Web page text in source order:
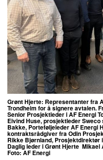
Grønt Hjerte: Representanter fra
Trondheim for å signere avtalen.
Senior Prosjektleder i AF Energi
Eivind Huse, prosjektleder
Bakke, Porteføljeleder AF Energi
kontraktsrådgiver fra Odin
Rikke Bjørnland, Prosjektdirektør
Daglig leder i Grønt Hjerte
Foto: AF Energi